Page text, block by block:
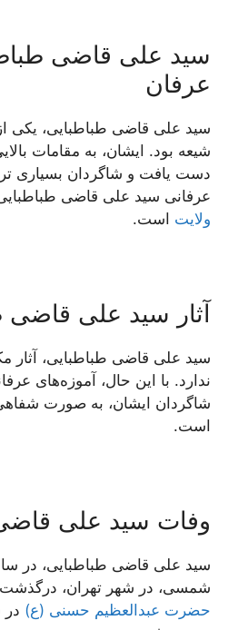
سید علی قاضی
عرفان
سید علی قاضی طباطبایی، یکی
شیعه بود. ایشان، به مقامات
دست یافت و شاگردان بسیاری
عرفانی سید علی قاضی
ولایت است.
آثار سید علی قاضی
سید علی قاضی طباطبایی، آثار
ندارد. با این حال، آموزه‌های
شاگردان ایشان، به صورت
است.
وفات سید علی
شمسی، در شهر تهران، درگذشت.
حضرت عبدالعظیم حسنی (ع)